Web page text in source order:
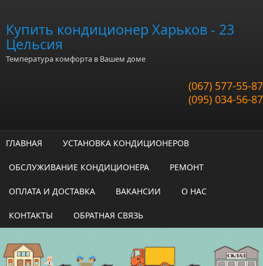
Купить кондиционер Харьков - 23
Цельсия
Температура комфорта в Вашем доме
(067) 577-55-87
(095) 034-56-87
ГЛАВНАЯ УСТАНОВКА КОНДИЦИОНЕРОВ
ОБСЛУЖИВАНИЕ КОНДИЦИОНЕРА РЕМОНТ
ОПЛАТА И ДОСТАВКА ВАКАНСИИ О НАС
КОНТАКТЫ ОБРАТНАЯ СВЯЗЬ